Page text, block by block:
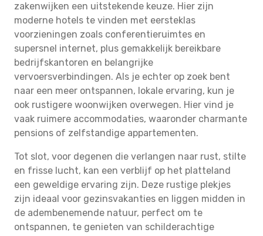
zakenwijken een uitstekende keuze. Hier zijn
moderne hotels te vinden met eersteklas
voorzieningen zoals conferentieruimtes en
supersnel internet, plus gemakkelijk bereikbare
bedrijfskantoren en belangrijke
vervoersverbindingen. Als je echter op zoek bent
naar een meer ontspannen, lokale ervaring, kun je
ook rustigere woonwijken overwegen. Hier vind je
vaak ruimere accommodaties, waaronder charmante
pensions of zelfstandige appartementen.
Tot slot, voor degenen die verlangen naar rust, stilte
en frisse lucht, kan een verblijf op het platteland
een geweldige ervaring zijn. Deze rustige plekjes
zijn ideaal voor gezinsvakanties en liggen midden in
de adembenemende natuur, perfect om te
ontspannen, te genieten van schilderachtige